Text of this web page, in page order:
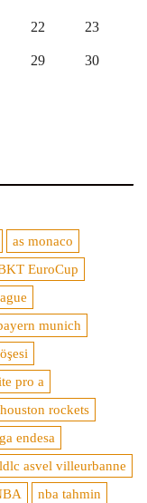
22 23
29 30
as monaco
EuroCup
munich
pro a
houston rockets
endesa
ldlc asvel villeurbanne
nba tahmin